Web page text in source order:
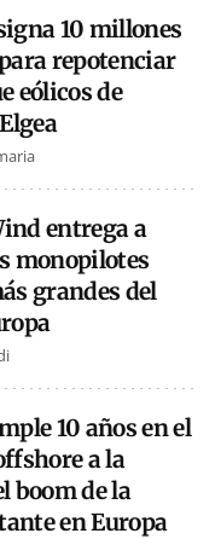
10 millones
repotenciar
eólicos de
entrega a
monopilotes
grandes del
10 años en el
a la
boom de la
en Europa